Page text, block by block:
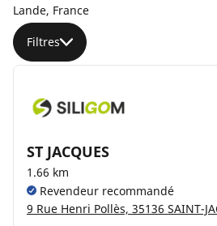
Lande, France
Filtres
ST JACQUES
1.66 km
Revendeur recommandé